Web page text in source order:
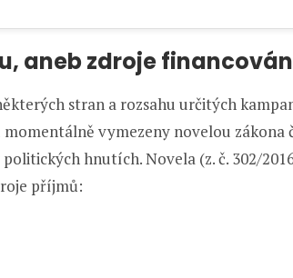
aneb zdroje
stran a rozsahu určitých
vymezeny novelou zákona
hnutích. Novela (z. č. 302/2016
příjmů: